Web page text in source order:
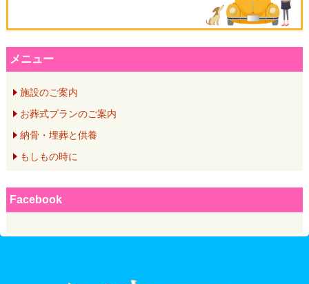
メニュー
施設のご案内
お葬式プランのご案内
納骨・埋葬と供養
もしもの時に
Facebook